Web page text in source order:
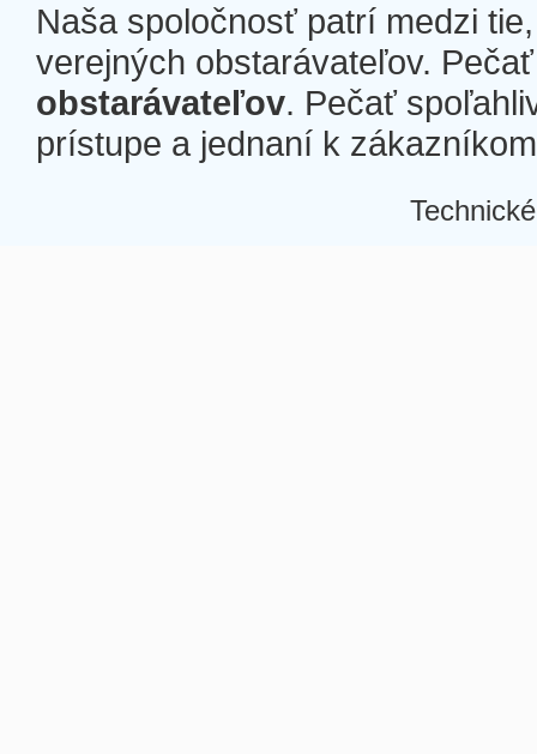
Naša spoločnosť patrí medzi
verejných obstarávateľov.
obstarávateľov. Pečať
prístupe a jednaní k